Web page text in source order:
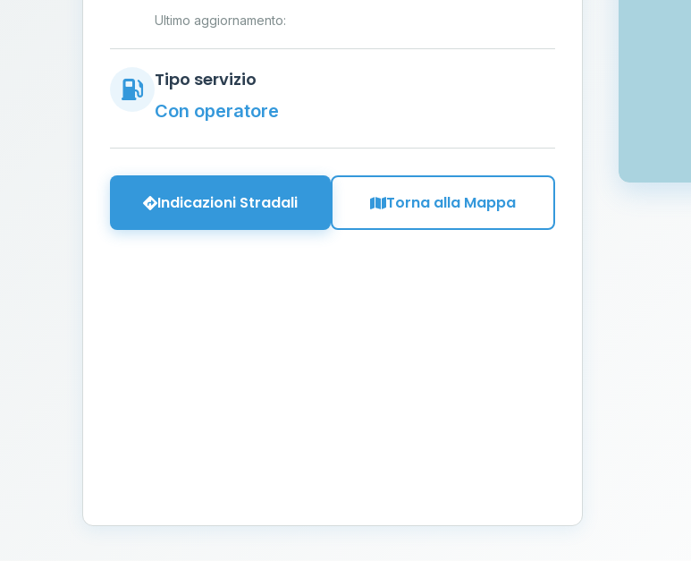
Ultimo aggiornamento:
Tipo servizio
Con operatore
Indicazioni Stradali Torna alla Mappa